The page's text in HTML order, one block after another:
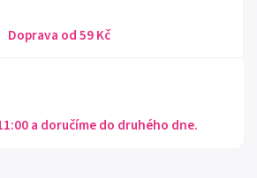
Doprava od 59 Kč
a doručíme do druhého dne.